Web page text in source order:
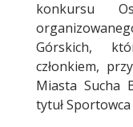
konkursu
Górskich,
członkiem,
Miasta Sucha
tytuł